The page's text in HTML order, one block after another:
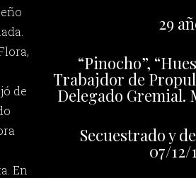
de
En
29
“Pinocho”,
Trabajdor de
Delegado Gremial.
Secuestrado y
07/12/